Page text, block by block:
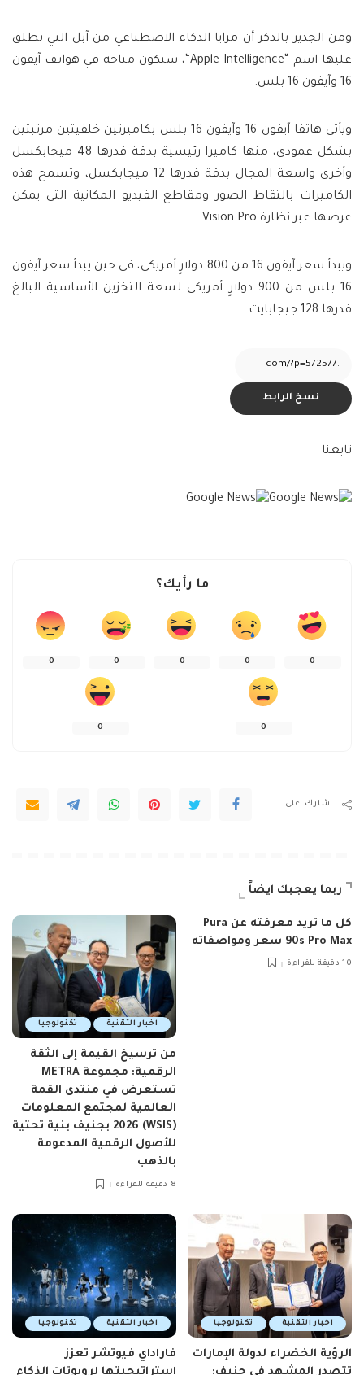
ومن الجدير بالذكر أن مزايا الذكاء الاصطناعي من آبل التي تطلق
عليها اسم “Apple Intelligence“، ستكون متاحة في هواتف آيفون
16 وآيفون 16 بلس.
ويأتي هاتفا آيفون 16 وآيفون 16 بلس بكاميرتين خلفيتين مرتبتين
بشكل عمودي، منها كاميرا رئيسية بدقة قدرها 48 ميجابكسل
وأخرى واسعة المجال بدقة قدرها 12 ميجابكسل، وتسمح هذه
الكاميرات بالتقاط الصور ومقاطع الفيديو المكانية التي يمكن
عرضها عبر نظارة Vision Pro.
ويبدأ سعر آيفون 16 من 800 دولارٍ أمريكي، في حين يبدأ سعر آيفون
16 بلس من 900 دولارٍ أمريكي لسعة التخزين الأساسية البالغ
قدرها 128 جيجابايت.
نسخ الرابط
تابعنا
ما رأيك؟
0
0
0
0
0
0
0
شارك على
ربما يعجبك ايضاً
كل ما تريد معرفته عن Pura
90s Pro Max سعر ومواصفاته
10 دقيقة للقراءة
اخبار التقنية تكنولوجيا
من ترسيخ القيمة إلى الثقة
الرقمية: مجموعة METRA
تستعرض في منتدى القمة
العالمية لمجتمع المعلومات
(WSIS) 2026 بجنيف بنية تحتية
للأصول الرقمية المدعومة
بالذهب
8 دقيقة للقراءة
اخبار التقنية تكنولوجيا
الرؤية الخضراء لدولة الإمارات
تتصدر المشهد في جنيف:
اخبار التقنية تكنولوجيا
فاراداي فيوتشر تعزز
استراتيجيتها لروبوتات الذكاء